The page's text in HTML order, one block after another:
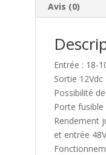
Avis (0)
Entrée : 18-
Sortie 12Vdc
Possibilité
Porte fusible
Rendement
et entrée